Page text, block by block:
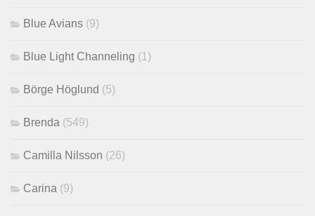
Blue Avians (9)
Blue Light Channeling (1)
Börge Höglund (5)
Brenda (549)
Camilla Nilsson (26)
Carina (9)